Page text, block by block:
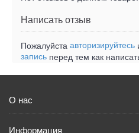
Написать отзыв
Пожалуйста авторизируйтесь
запись перед тем как
О нас
Информация